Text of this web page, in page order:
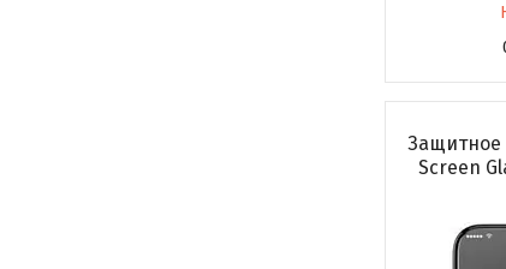
Защитное
Screen